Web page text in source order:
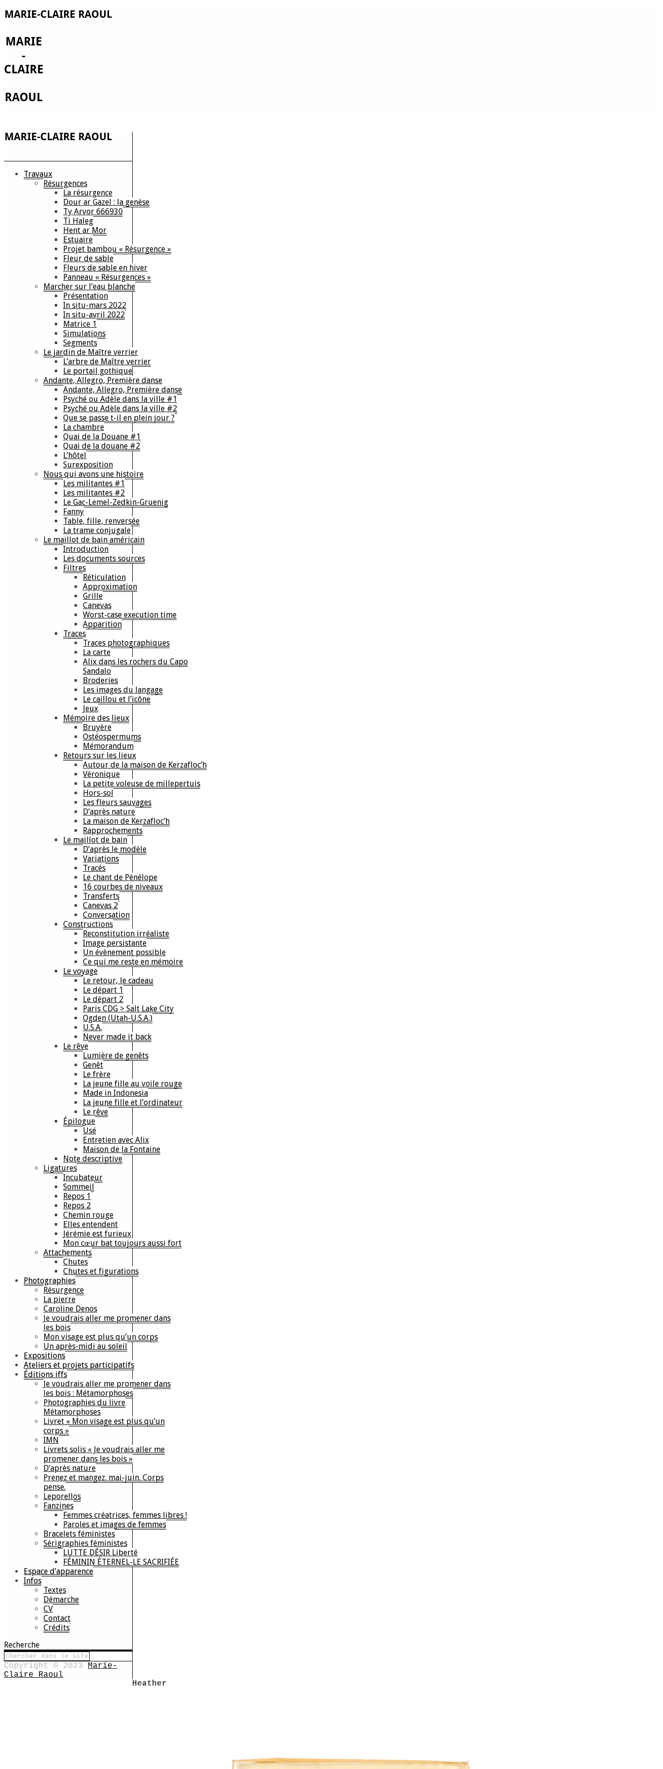
Travaux
Résurgences
La résurgence
Dour ar Gazel : la genèse
Ty Arvor 666930
Ti Haleg
Hent ar Mor
Estuaire
Projet bambou « Résurgence »
Fleur de sable
Fleurs de sable en hiver
Panneau « Résurgences »
Marcher sur l’eau blanche
Présentation
In situ-mars 2022
In situ-avril 2022
Matrice 1
Simulations
Segments
Le jardin de Maître verrier
L’arbre de Maître verrier
Le portail gothique
Andante, Allegro, Première danse
Andante, Allegro, Première danse
Psyché ou Adèle dans la ville #1
Psyché ou Adèle dans la ville #2
Que se passe t-il en plein jour ?
La chambre
Quai de la Douane #1
Quai de la douane #2
L’hôtel
Surexposition
Nous qui avons une histoire
Les militantes #1
Les militantes #2
Le Gac-Lemel-Zedkin-Gruenig
Fanny
Table, fille, renversée
La trame conjugale
Le maillot de bain américain
Introduction
Les documents sources
Filtres
Réticulation
Approximation
Grille
Canevas
Worst-case execution time
Apparition
Traces
Traces photographiques
La carte
Alix dans les rochers du Capo
Sandalo
Broderies
Les images du langage
Le caillou et l’icône
Jeux
Mémoire des lieux
Bruyère
Ostéospermums
Mémorandum
Retours sur les lieux
Autour de la maison de Kerzafloc’h
Véronique
La petite voleuse de millepertuis
Hors-sol
Les fleurs sauvages
D’après nature
La maison de Kerzafloc’h
Rapprochements
Le maillot de bain
D’après le modèle
Variations
Tracés
Le chant de Pénélope
16 courbes de niveaux
Transferts
Canevas 2
Conversation
Constructions
Reconstitution irréaliste
Image persistante
Un évènement possible
Ce qui me reste en mémoire
Le voyage
Le retour, le cadeau
Le départ 1
Le départ 2
Paris CDG > Salt Lake City
Ogden (Utah-U.S.A.)
U.S.A.
Never made it back
Le rêve
Lumière de genêts
Genêt
Le frère
La jeune fille au voile rouge
Made in Indonesia
La jeune fille et l’ordinateur
Le rêve
Épilogue
Usé
Entretien avec Alix
Maison de la Fontaine
Note descriptive
Ligatures
Incubateur
Sommeil
Repos 1
Repos 2
Chemin rouge
Elles entendent
Jérémie est furieux
Mon cœur bat toujours aussi fort
Attachements
Chutes
Chutes et figurations
Photographies
Résurgence
La pierre
Caroline Denos
Je voudrais aller me promener dans
les bois
Mon visage est plus qu’un corps
Un après-midi au soleil
Expositions
Ateliers et projets participatifs
Éditions iffs
Je voudrais aller me promener dans
les bois : Métamorphoses
Photographies du livre
Métamorphoses
Livret « Mon visage est plus qu’un
corps »
IMN
Livrets solis « Je voudrais aller me
promener dans les bois »
D’après nature
Prenez et mangez. mai-juin. Corps
pense.
Leporellos
Fanzines
Femmes créatrices, femmes libres !
Paroles et images de femmes
Bracelets féministes
Sérigraphies féministes
LUTTE DÉSIR Liberté
FÉMININ ÉTERNEL-LE SACRIFIÉE
Espace d’apparence
Infos
Textes
Démarche
CV
Contact
Crédits
Recherche
Copyright © 2023 Marie-
Claire Raoul
Heather